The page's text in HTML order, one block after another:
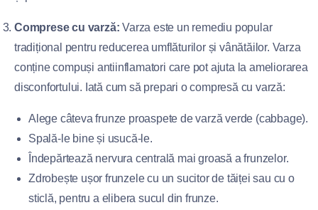
Comprese cu varză: Varza este un remediu popular
tradițional pentru reducerea umflăturilor și vânătăilor. Varza
conține compuși antiinflamatori care pot ajuta la ameliorarea
disconfortului. Iată cum să prepari o compresă cu varză:
Alege câteva frunze proaspete de varză verde (cabbage).
Spală-le bine și usucă-le.
Îndepărtează nervura centrală mai groasă a frunzelor.
Zdrobește ușor frunzele cu un sucitor de tăiței sau cu o
sticlă, pentru a elibera sucul din frunze.